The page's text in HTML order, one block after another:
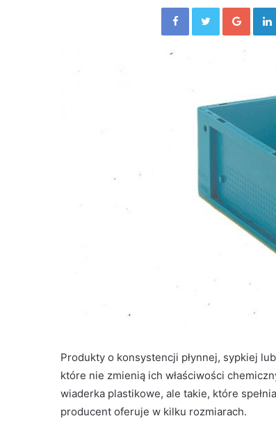
FacebookTwitter
Produkty o konsystencji płynnej, sypkiej
które nie zmienią ich właściwości
wiaderka plastikowe, ale takie, które
producent oferuje w kilku rozmiarach.